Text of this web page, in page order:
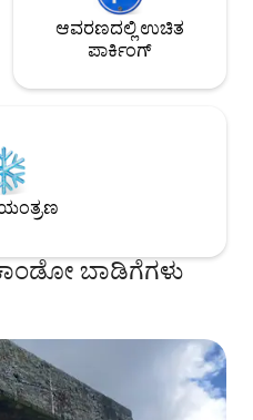
ಆವರಣದಲ್ಲಿ ಉಚಿತ
ಪಾರ್ಕಿಂಗ್
ಬಾಡಿಗೆಗಳು